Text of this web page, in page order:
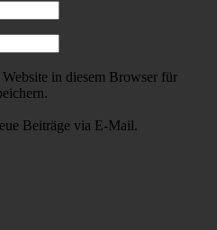
in diesem Browser für
Beiträge via E-Mail.